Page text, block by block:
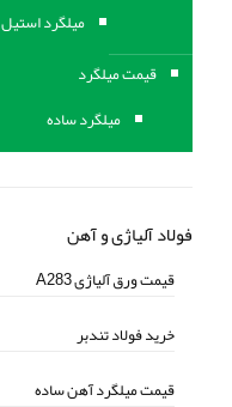
میلگرد استیل
قیمت میلگرد
میلگرد ساده
فولاد آلیاژی و آهن
قیمت ورق آلیاژی A283
خرید فولاد تندبر
قیمت میلگرد آهن ساده